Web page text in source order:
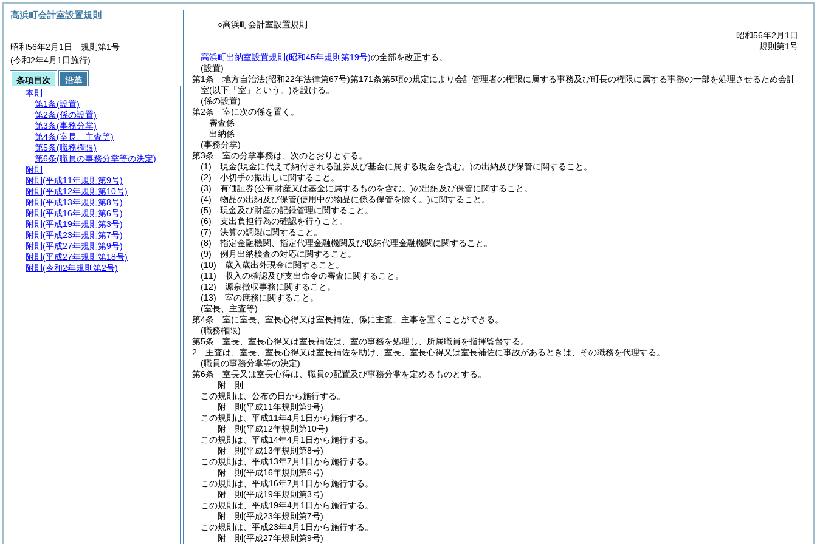
○高浜町会計室設置規則
昭和56年2月1日
規則第1号
高浜町出納室設置規則(昭和45年規則第19号)の全部を改正する。
(設置)
第1条
地方自治法(昭和22年法律第67号)第171条第5項の規定により会計管理者の権限に属する事務及び町長の権限に属する事務の一部を処理させるため会計
室(以下「室」という。)を設ける。
(係の設置)
第2条
室に次の係を置く。
審査係
出納係
(事務分掌)
第3条
室の分掌事務は、次のとおりとする。
(1)
現金(現金に代えて納付される証券及び基金に属する現金を含む。)の出納及び保管に関すること。
(2)
小切手の振出しに関すること。
(3)
有価証券(公有財産又は基金に属するものを含む。)の出納及び保管に関すること。
(4)
物品の出納及び保管(使用中の物品に係る保管を除く。)に関すること。
(5)
現金及び財産の記録管理に関すること。
(6)
支出負担行為の確認を行うこと。
(7)
決算の調製に関すること。
(8)
指定金融機関、指定代理金融機関及び収納代理金融機関に関すること。
(9)
例月出納検査の対応に関すること。
(10)
歳入歳出外現金に関すること。
(11)
収入の確認及び支出命令の審査に関すること。
(12)
源泉徴収事務に関すること。
(13)
室の庶務に関すること。
(室長、主査等)
第4条
室に室長、室長心得又は室長補佐、係に主査、主事を置くことができる。
(職務権限)
第5条
室長、室長心得又は室長補佐は、室の事務を処理し、所属職員を指揮監督する。
2
主査は、室長、室長心得又は室長補佐を助け、室長、室長心得又は室長補佐に事故があるときは、その職務を代理する。
(職員の事務分掌等の決定)
第6条
室長又は室長心得は、職員の配置及び事務分掌を定めるものとする。
附 則
この規則は、公布の日から施行する。
附 則(平成11年規則第9号)
この規則は、平成11年4月1日から施行する。
附 則(平成12年規則第10号)
この規則は、平成14年4月1日から施行する。
附 則(平成13年規則第8号)
この規則は、平成13年7月1日から施行する。
附 則(平成16年規則第6号)
この規則は、平成16年7月1日から施行する。
附 則(平成19年規則第3号)
この規則は、平成19年4月1日から施行する。
附 則(平成23年規則第7号)
この規則は、平成23年4月1日から施行する。
附 則(平成27年規則第9号)
高浜町会計室設置規則
昭和56年2月1日 規則第1号
(令和2年4月1日施行)
条項目次
沿革
本則
第1条(設置)
第2条(係の設置)
第3条(事務分掌)
第4条(室長、主査等)
第5条(職務権限)
第6条(職員の事務分掌等の決定)
附則
附則 (平成11年規則第9号)
附則 (平成12年規則第10号)
附則 (平成13年規則第8号)
附則 (平成16年規則第6号)
附則 (平成19年規則第3号)
附則 (平成23年規則第7号)
附則 (平成27年規則第9号)
附則 (平成27年規則第18号)
附則 (令和2年規則第2号)